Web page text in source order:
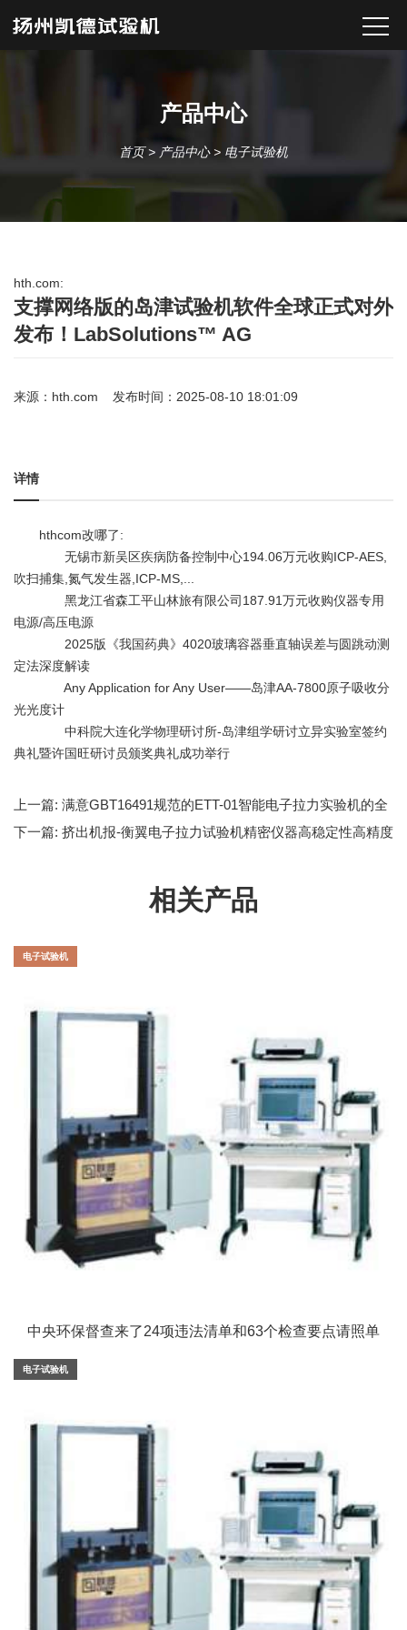
产品中心
首页> 产品中心> 电子试验机
hth.com:
支撑网络版的岛津试验机软件全球正式对外
发布！LabSolutions™ AG
来源： hth.com 发布时间：2025-08-10 18:01:09
详情
hthcom改哪了:
无锡市新吴区疾病防备控制中心194.06万元收购ICP-AES,
吹扫捕集,氮气发生器,ICP-MS,...
黑龙江省森工平山林旅有限公司187.91万元收购仪器专用
电源/高压电源
2025版《我国药典》4020玻璃容器垂直轴误差与圆跳动测
定法深度解读
Any Application for Any User——岛津AA-7800原子吸收分
光光度计
中科院大连化学物理研讨所-岛津组学研讨立异实验室签约
典礼暨许国旺研讨员颁奖典礼成功举行
上一篇: 满意GBT16491规范的ETT-01智能电子拉力实验机的全
面查验测验计划
下一篇: 挤出机报-衡翼电子拉力试验机精密仪器高稳定性高精度
相关产品
电子试验机
中央环保督查来了24项违法清单和63个检查要点请照单
电子试验机